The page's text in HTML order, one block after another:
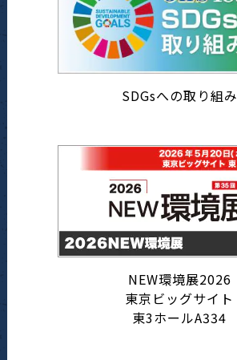
SDGsへの取り組み
NEW環境展2026
東京ビッグサイト
東3ホールA334